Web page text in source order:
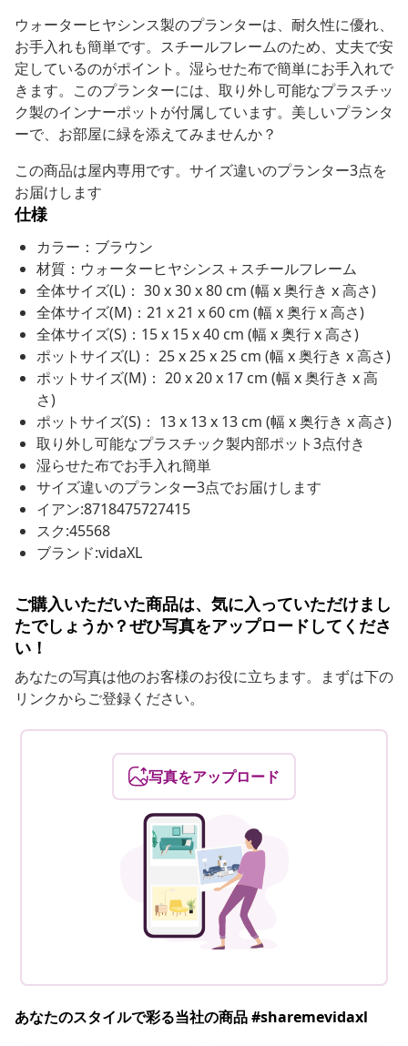
ウォーターヒヤシンス製のプランターは、耐久性に優れ、
お手入れも簡単です。スチールフレームのため、丈夫で安
定しているのがポイント。湿らせた布で簡単にお手入れで
きます。このプランターには、取り外し可能なプラスチッ
ク製のインナーポットが付属しています。美しいプランタ
ーで、お部屋に緑を添えてみませんか？
この商品は屋内専用です。サイズ違いのプランター3点を
お届けします
仕様
カラー：ブラウン
材質：ウォーターヒヤシンス＋スチールフレーム
全体サイズ(L)： 30 x 30 x 80 cm (幅 x 奥行き x 高さ)
全体サイズ(M)：21 x 21 x 60 cm (幅 x 奥行 x 高さ)
全体サイズ(S)：15 x 15 x 40 cm (幅 x 奥行 x 高さ)
ポットサイズ(L)： 25 x 25 x 25 cm (幅 x 奥行き x 高さ)
ポットサイズ(M)： 20 x 20 x 17 cm (幅 x 奥行き x 高
さ)
ポットサイズ(S)： 13 x 13 x 13 cm (幅 x 奥行き x 高さ)
取り外し可能なプラスチック製内部ポット3点付き
湿らせた布でお手入れ簡単
サイズ違いのプランター3点でお届けします
イアン:8718475727415
スク:45568
ブランド:vidaXL
ご購入いただいた商品は、気に入っていただけまし
たでしょうか？ぜひ写真をアップロードしてくださ
い！
あなたの写真は他のお客様のお役に立ちます。まずは下の
リンクからご登録ください。
写真をアップロード
あなたのスタイルで彩る当社の商品 #sharemevidaxl